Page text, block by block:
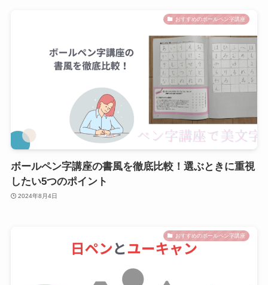
おすすめのボールペン字講座
ボールペン字講座の書風を徹底比較！選ぶときに重視
したい5つのポイント
2024年8月4日
おすすめのボールペン字講座